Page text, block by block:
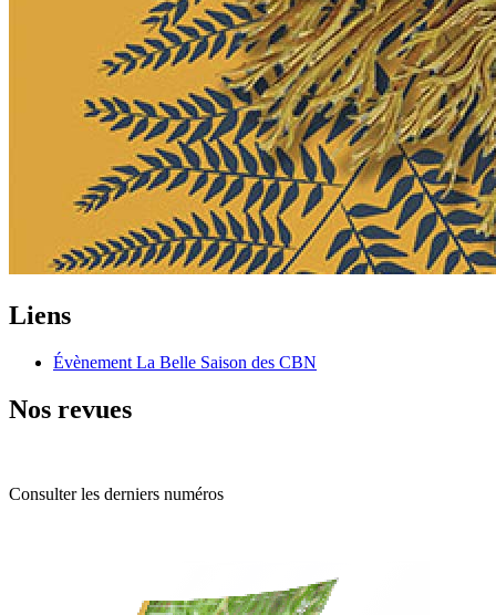
Liens
Évènement La Belle Saison des CBN
Nos revues
Consulter les derniers numéros